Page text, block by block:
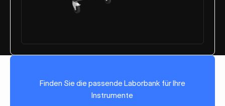
Finden Sie die passende Laborbank für Ihre
Instrumente